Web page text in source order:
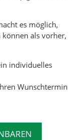
es möglich,
können als vorher,
individuelles
Wunschtermin